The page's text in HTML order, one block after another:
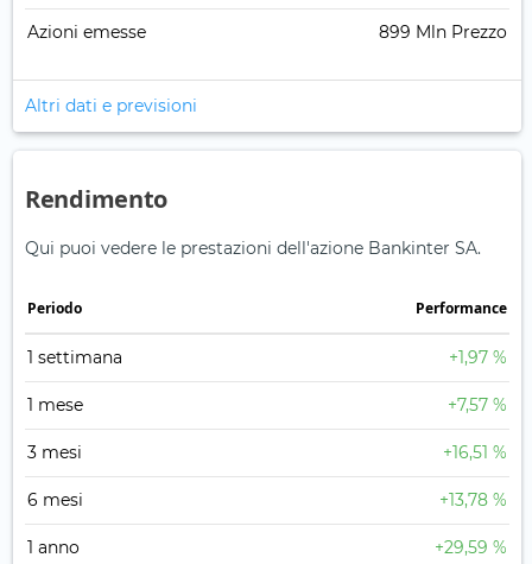
Azioni emesse 899 Mln Prezzo
Altri dati e previsioni
Rendimento
Qui puoi vedere le prestazioni dell'azione Bankinter SA.
Periodo Performance
1 settimana +1,97 %
1 mese +7,57 %
3 mesi +16,51 %
6 mesi +13,78 %
1 anno +29,59 %